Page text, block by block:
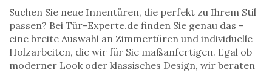
Suchen Sie neue Innentüren, die perfekt zu Ihrem Stil
passen? Bei Tür-Experte.de finden Sie genau das –
eine breite Auswahl an Zimmertüren und individuelle
Holzarbeiten, die wir für Sie maßanfertigen. Egal ob
moderner Look oder klassisches Design, wir beraten